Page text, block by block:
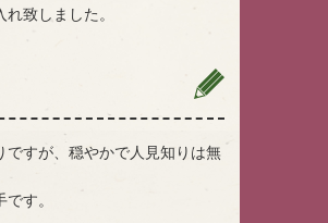
致しました。
ですが、穏やかで人見知りは無
す。